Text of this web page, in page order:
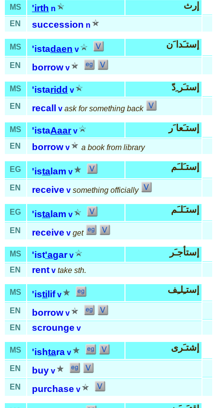
MS 'irth n إرث
EN succession n
MS 'istadaen v إستـَدا َن
EN borrow v
MS 'istaridd v إستـَر ِدّ
EN recall v ask for something back
MS 'istaAaar v إستـَعا َر
EN borrow v a book from library
EG 'ista lam v إستـَلـَم
EN receive v something officially
EG 'ista lam v إستـَلـَم
EN receive v get
MS 'ist'agar v إستأجـَر
EN rent v take sth.
MS 'isti lif v إستـِلـِف
EN borrow v
EN
scrounge v
MS 'ishtara v إشتـَرى
EN buy v
EN
purchase v